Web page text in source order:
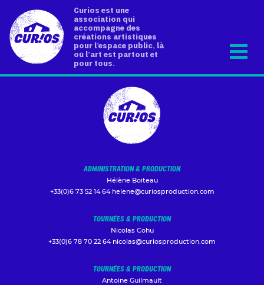
Curios est une
association qui
accompagne des
créations artistiques
pour l’espace public, là
où l’art est partout et
pour tous.
ADMINISTRATION & PRODUCTION
Hélène Boiteau
+33(0)6 73 52 14 64 helene@curiosproduction.com
TOURNÉES & PRODUCTION
Nicolas Cohu
+33(0)6 78 70 22 64 nicolas@curiosproduction.com
TOURNÉES & PRODUCTION
Antoine Guilmault